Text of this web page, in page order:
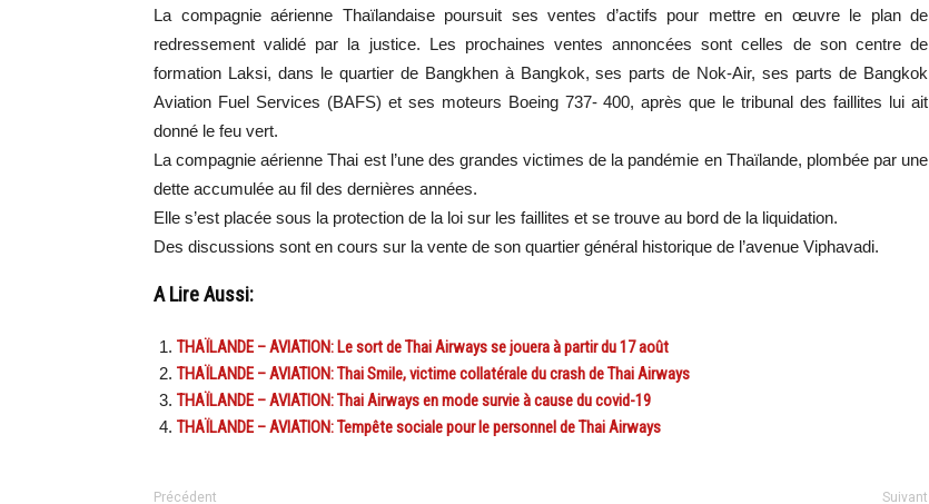
La compagnie aérienne Thaïlandaise poursuit ses ventes d’actifs pour mettre en œuvre le plan de
redressement validé par la justice. Les prochaines ventes annoncées sont celles de son centre de
formation Laksi, dans le quartier de Bangkhen à Bangkok, ses parts de Nok-Air, ses parts de Bangkok
Aviation Fuel Services (BAFS) et ses moteurs Boeing 737- 400, après que le tribunal des faillites lui ait
donné le feu vert.
La compagnie aérienne Thai est l’une des grandes victimes de la pandémie en Thaïlande, plombée par une
dette accumulée au fil des dernières années.
Elle s’est placée sous la protection de la loi sur les faillites et se trouve au bord de la liquidation.
Des discussions sont en cours sur la vente de son quartier général historique de l’avenue Viphavadi.
A Lire Aussi:
THAÏLANDE – AVIATION: Le sort de Thai Airways se jouera à partir du 17 août
THAÏLANDE – AVIATION: Thai Smile, victime collatérale du crash de Thai Airways
THAÏLANDE – AVIATION: Thai Airways en mode survie à cause du covid-19
THAÏLANDE – AVIATION: Tempête sociale pour le personnel de Thai Airways
Précédent Suivant